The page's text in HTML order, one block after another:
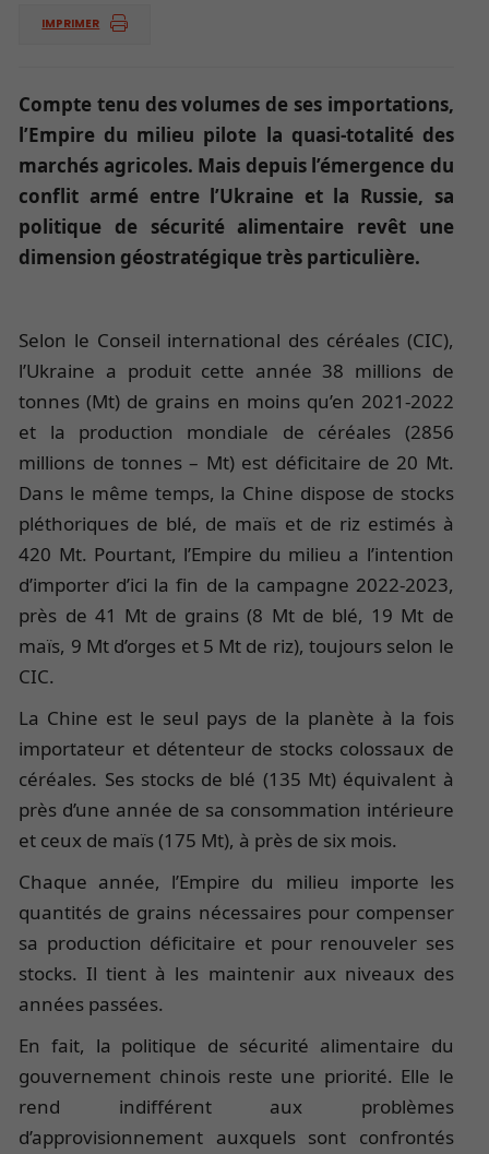
IMPRIMER
Compte tenu des volumes de ses importations,
l’Empire du milieu pilote la quasi-totalité des
marchés agricoles. Mais depuis l’émergence du
conflit armé entre l’Ukraine et la Russie, sa
politique de sécurité alimentaire revêt une
dimension géostratégique très particulière.
Selon le Conseil international des céréales (CIC),
l’Ukraine a produit cette année 38 millions de
tonnes (Mt) de grains en moins qu’en 2021-2022
et la production mondiale de céréales (2856
millions de tonnes – Mt) est déficitaire de 20 Mt.
Dans le même temps, la Chine dispose de stocks
pléthoriques de blé, de maïs et de riz estimés à
420 Mt. Pourtant, l’Empire du milieu a l’intention
d’importer d’ici la fin de la campagne 2022-2023,
près de 41 Mt de grains (8 Mt de blé, 19 Mt de
maïs, 9 Mt d’orges et 5 Mt de riz), toujours selon le
CIC.
La Chine est le seul pays de la planète à la fois
importateur et détenteur de stocks colossaux de
céréales. Ses stocks de blé (135 Mt) équivalent à
près d’une année de sa consommation intérieure
et ceux de maïs (175 Mt), à près de six mois.
Chaque année, l’Empire du milieu importe les
quantités de grains nécessaires pour compenser
sa production déficitaire et pour renouveler ses
stocks. Il tient à les maintenir aux niveaux des
années passées.
En fait, la politique de sécurité alimentaire du
gouvernement chinois reste une priorité. Elle le
rend indifférent aux problèmes
d’approvisionnement auxquels sont confrontés